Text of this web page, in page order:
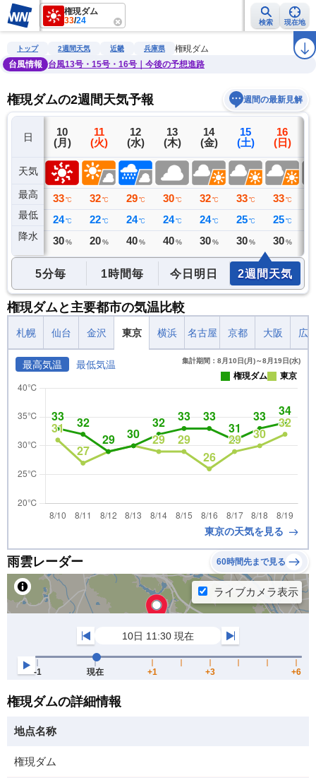
権現ダム
33/24 検索 現在地
雨雲レーダー 台風情報 地震情報 警報・注意報 ラ
トップ 2週間天気 近畿 兵庫県
権現ダム
台風情報
台風13号・15号・16号｜今後の予想進路
権現ダムの2週間天気予報 週間の最新見解
日
天気
最高
最低
降水
9
(日)
33 ℃
24 ℃
0 ミリ
10
(月)
33 ℃
24 ℃
30 %
11
(火)
32 ℃
22 ℃
20 %
12
(水)
29 ℃
24 ℃
40 %
13
(木)
30 ℃
24 ℃
40 %
14
(金)
32 ℃
24 ℃
30 %
15
(土)
33 ℃
25 ℃
30 %
16
(日)
33 ℃
25 ℃
30 %
5分毎 1時間毎 今日明日 2週間天気
権現ダムと主要都市の気温比較
札幌 仙台 金沢 東京 横浜 名古屋 京都 大阪 広
最高気温 最低気温 集計期間：8月10日(月)～8月19日(水)
権現ダム 東京
東京の天気を見る
雨雲レーダー 60時間先まで見る
権現ダムの詳細情報
地点名称
権現ダム